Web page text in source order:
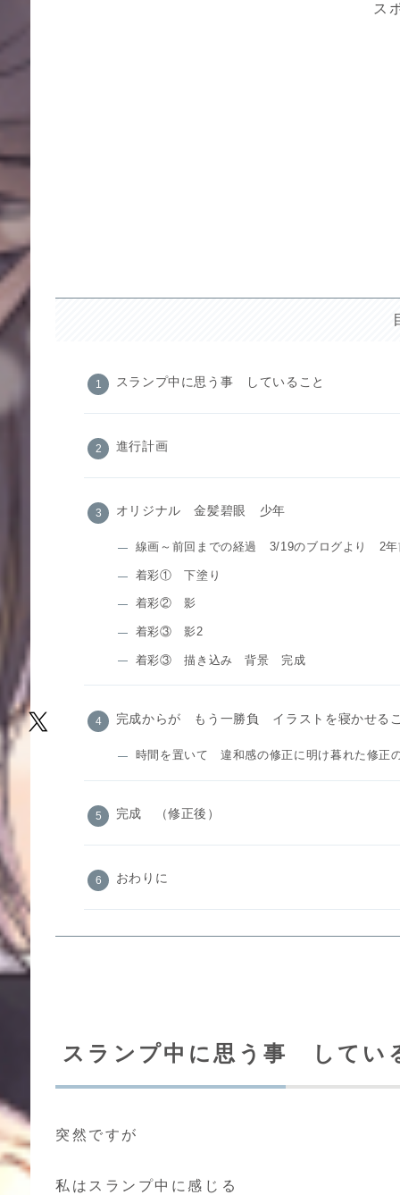
ス
スランプ中に思う事 していること
進行計画
オリジナル 金髪碧眼 少年
線画～前回までの経過 3/19のブログより 2年
着彩① 下塗り
着彩② 影
着彩③ 影2
着彩③ 描き込み 背景 完成
完成からが もう一勝負 イラストを寝かせる
時間を置いて 違和感の修正に明け暮れた修正
完成 （修正後）
おわりに
スランプ中に思う事 してい
突然ですが
私はスランプ中に感じる